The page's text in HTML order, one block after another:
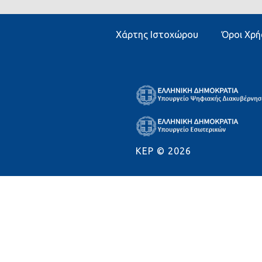
Χάρτης Ιστοχώρου Όροι
KEP © 2026